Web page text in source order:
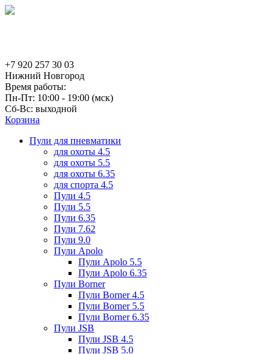
+7 920 257 30 03
Нижний Новгород
Время работы:
Пн-Пт: 10:00 - 19:00 (мск)
Сб-Вс: выходной
Корзина
Пули для пневматики
для охоты 4.5
для охоты 5.5
для охоты 6.35
для спорта 4.5
Пули 4.5
Пули 5.5
Пули 6.35
Пули 7.62
Пули 9.0
Пули Apolo
Пули Apolo 5.5
Пули Apolo 6.35
Пули Borner
Пули Borner 4.5
Пули Borner 5.5
Пули Borner 6.35
Пули JSB
Пули JSB 4.5
Пули JSB 5.0